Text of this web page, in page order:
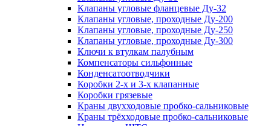
Клапаны угловые фланцевые Ду-32
Клапаны угловые, проходные Ду-200
Клапаны угловые, проходные Ду-250
Клапаны угловые, проходные Ду-300
Ключи к втулкам палубным
Компенсаторы сильфонные
Конденсатоотводчики
Коробки 2-х и 3-х клапанные
Коробки грязевые
Краны двухходовые пробко-сальниковые
Краны трёхходовые пробко-сальниковые